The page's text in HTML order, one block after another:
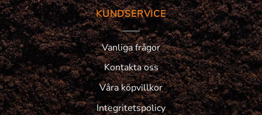
KUNDSERVICE
Vanliga frågor
Kontakta oss
Våra köpvillkor
Integritetspolicy